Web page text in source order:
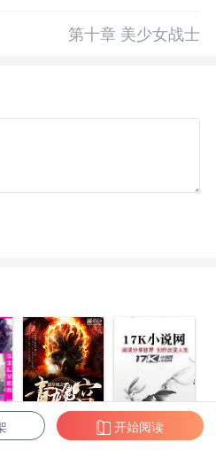
噬灵魂。罪恶如同深渊，
不复。
脸！
第十章 美少女战士
盗墓派
灵魂的维度
开始阅读